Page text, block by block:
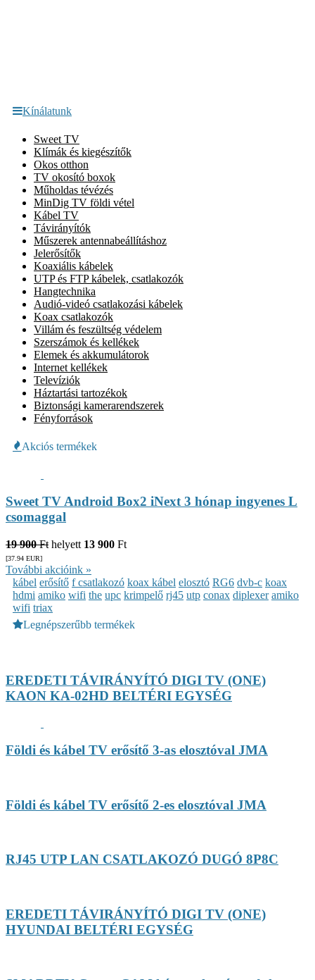
Kínálatunk
Sweet TV
Klímák és kiegészítők
Okos otthon
TV okosító boxok
Műholdas tévézés
MinDig TV földi vétel
Kábel TV
Távirányítók
Műszerek antennabeállításhoz
Jelerősítők
Koaxiális kábelek
UTP és FTP kábelek, csatlakozók
Hangtechnika
Audió-videó csatlakozási kábelek
Koax csatlakozók
Villám és feszültség védelem
Szerszámok és kellékek
Elemek és akkumulátorok
Internet kellékek
Televíziók
Háztartási tartozékok
Biztonsági kamerarendszerek
Fényforrások
Akciós termékek
Sweet TV Android Box2 iNext 3 hónap ingyenes L
csomaggal
19 900 Ft helyett 13 900 Ft
[37.94 EUR]
További akcióink »
kábel erősítő f csatlakozó koax kábel elosztó RG6 dvb-c koax
hdmi amiko wifi the upc krimpelő rj45 utp conax diplexer amiko
wifi triax
Legnépszerűbb termékek
EREDETI TÁVIRÁNYÍTÓ DIGI TV (ONE)
KAON KA-02HD BELTÉRI EGYSÉG
Földi és kábel TV erősítő 3-as elosztóval JMA
Földi és kábel TV erősítő 2-es elosztóval JMA
RJ45 UTP LAN CSATLAKOZÓ DUGÓ 8P8C
EREDETI TÁVIRÁNYÍTÓ DIGI TV (ONE)
HYUNDAI BELTÉRI EGYSÉG